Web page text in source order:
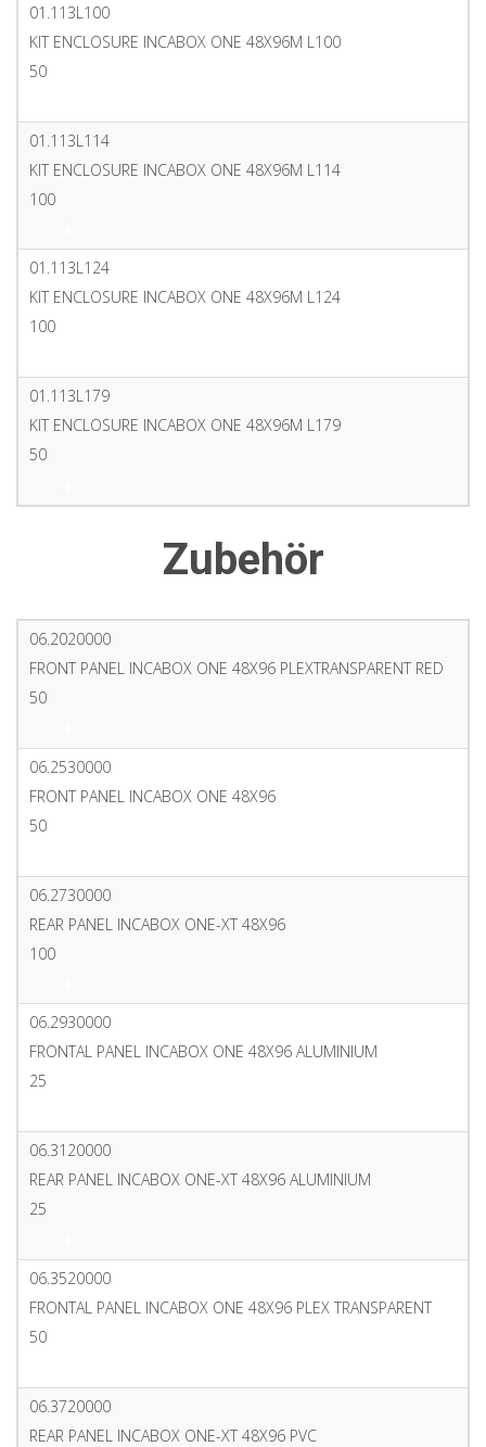
01.113L100
KIT ENCLOSURE INCABOX ONE 48X96M L100
50
01.113L114
KIT ENCLOSURE INCABOX ONE 48X96M L114
100
01.113L124
KIT ENCLOSURE INCABOX ONE 48X96M L124
100
01.113L179
KIT ENCLOSURE INCABOX ONE 48X96M L179
50
Zubehör
06.2020000
FRONT PANEL INCABOX ONE 48X96 PLEXTRANSPARENT RED
50
06.2530000
FRONT PANEL INCABOX ONE 48X96
50
06.2730000
REAR PANEL INCABOX ONE-XT 48X96
100
06.2930000
FRONTAL PANEL INCABOX ONE 48X96 ALUMINIUM
25
06.3120000
REAR PANEL INCABOX ONE-XT 48X96 ALUMINIUM
25
06.3520000
FRONTAL PANEL INCABOX ONE 48X96 PLEX TRANSPARENT
50
06.3720000
REAR PANEL INCABOX ONE-XT 48X96 PVC